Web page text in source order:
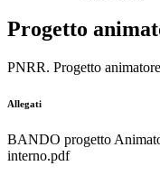
Progetto
PNRR. Progetto
Allegati
BANDO progetto
interno.pdf